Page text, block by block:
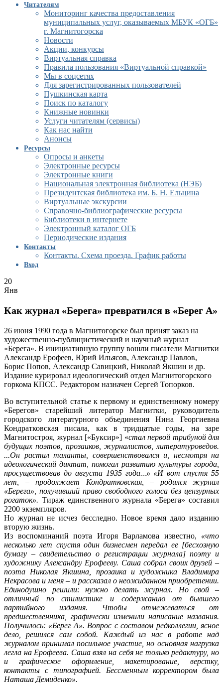
Читателям
Мониторинг качества предоставления
муниципальных услуг, оказываемых МБУК «ОГБ»
г. Магнитогорска
Новости
Акции, конкурсы
Виртуальная справка
Правила пользования «Виртуальной справкой»
Мы в соцсетях
Для зарегистрированных пользователей
Пушкинская карта
Поиск по каталогу
Книжные новинки
Услуги читателям (сервисы)
Как нас найти
Анонсы
Ресурсы
Опросы и анкеты
Электронные ресурсы
Электронные книги
Национальная электронная библиотека (НЭБ)
Президентская библиотека им. Б. Н. Ельцина
Виртуальные экскурсии
Справочно-библиографические ресурсы
Библиотеки в интернете
Электронный каталог ОГБ
Периодические издания
Контакты
Контакты. Схема проезда. График работы
Вход
20
Янв
Как журнал «Берега» превратился в «Берег А»
26 июня 1990 года в Магнитогорске был принят заказ на
художественно-публицистический и научный журнал
«Берега». В инициативную группу вошли писатели Магнитки
Александр Ерофеев, Юрий Ильясов, Александр Павлов,
Борис Попов, Александр Савицкий, Николай Якшин и др.
Издание курировал идеологический отдел Магнитогорского
горкома КПСС. Редактором назначен Сергей Топорков.
Во вступительной статье к первому и единственному номеру
«Берегов» старейший литератор Магнитки, руководитель
городского литературного объединения Нина Георгиевна
Кондратковская писала, как в тридцатые годы, на заре
Магнитостроя, журнал [«Буксир»] «стал первой трибуной для
будущих поэтов, прозаиков, журналистов, литературоведов.
...Он растил таланты, совершенствовался и, несмотря на
идеологический диктат, помогал развитию культуры города,
просуществовав до августа 1935 года...» «И вот спустя 55
лет, – продолжает Кондратковская, – родился журнал
«Берега», получивший право свободного голоса без цензурных
рогаток». Тираж единственного журнала «Берега» составил
2200 экземпляров.
Но журнал не исчез бесследно. Новое время дало изданию
вторую жизнь.
Из воспоминаний поэта Игоря Варламова известно, «что
несколько лет спустя один бизнесмен передал ее [бесхозную
бумагу – свидетельство о регистрации журнала] поэту и
художнику Александру Ерофееву. Саша собрал своих друзей –
поэта Николая Якшина, прозаика и художника Владимира
Некрасова и меня – и рассказал о неожиданном приобретении.
Единодушно решили: нужно делать журнал. Но свой –
отличный по стилистике и содержанию от бывшего
партийного издания. Чтобы отмежеваться от
предшественника, графически изменили написание названия.
Получилось: «Берег А». Вопрос с составом редколлегии, ясное
дело, решился сам собой. Каждый из нас в работе над
журналом принимал посильное участие, но основная нагрузка
легла на Ерофеева. Саша взял на себя не только редактуру, но
и графическое оформление, макетирование, верстку,
контакты с типографией. Бессменным корректором была
Наташа Демиденко».